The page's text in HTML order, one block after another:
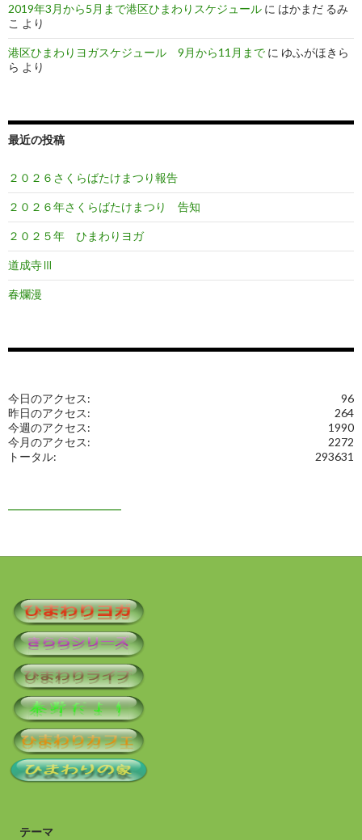
2019年3月から5月まで港区ひまわりスケジュール に はかまだ るみ
こ より
港区ひまわりヨガスケジュール 9月から11月まで に ゆふがほきら
ら より
最近の投稿
２０２６さくらばたけまつり報告
２０２６年さくらばたけまつり 告知
２０２５年 ひまわりヨガ
道成寺Ⅲ
春爛漫
96
今日のアクセス:
264
昨日のアクセス:
1990
今週のアクセス:
2272
今月のアクセス:
293631
トータル:
━━━━━━━━━━
テーマ